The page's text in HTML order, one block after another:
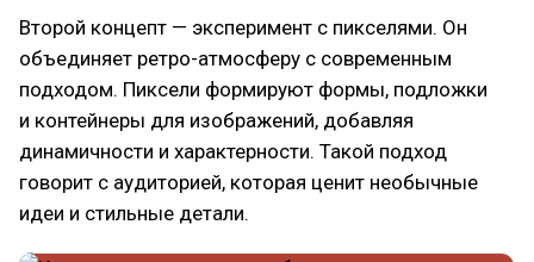
Второй концепт — эксперимент с пикселями. Он
объединяет ретро-атмосферу с современным
подходом. Пиксели формируют формы, подложки
и контейнеры для изображений, добавляя
динамичности и характерности. Такой подход
говорит с аудиторией, которая ценит необычные
идеи и стильные детали.